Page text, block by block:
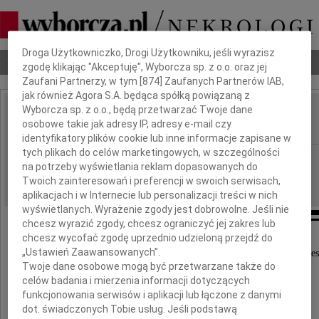
Nekrologi Odeszli Poradnik pogrzebowy
IMIĘ I NAZWISKO: Joanna Monika Rusek
REGION: cała Polska
DATA EMISJI: 04.10.2022
W dniu 29 września 2022 roku w wieku 68 lat
nasza ukochana Mama, Siostra i Babcia
Dbamy o Twoją prywatność
Droga Użytkowniczko, Drogi Użytkowniku, jeśli wyrazisz
zgodę klikając "Akceptuję", Wyborcza sp. z o.o. oraz jej
Zaufani Partnerzy, w tym [874 ] Zaufanych Partnerów IAB,
jak również Agora S.A. będąca spółką powiązaną z
Wyborcza sp. z o.o., będą przetwarzać Twoje dane
osobowe takie jak adresy IP, adresy e-mail czy
identyfikatory plików cookie lub inne informacje zapisane w
tych plikach do celów marketingowych, w szczególności
na potrzeby wyświetlania reklam dopasowanych do
Twoich zainteresowań i preferencji w swoich serwisach,
aplikacjach i w Internecie lub personalizacji treści w nich
wyświetlanych. Wyrażenie zgody jest dobrowolne. Jeśli nie
chcesz wyrazić zgody, chcesz ograniczyć jej zakres lub
chcesz wycofać zgodę uprzednio udzieloną przejdź do
„Ustawień Zaawansowanych”.
Twoje dane osobowe mogą być przetwarzane także do
celów badania i mierzenia informacji dotyczących
funkcjonowania serwisów i aplikacji lub łączone z danymi
dot. świadczonych Tobie usług. Jeśli podstawą